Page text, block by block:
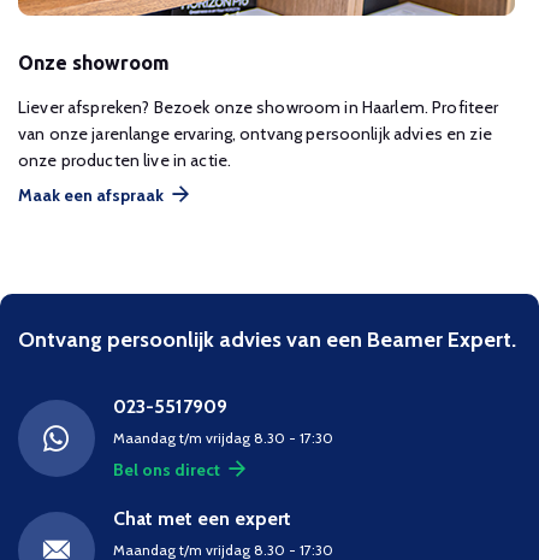
Onze showroom
Liever afspreken? Bezoek onze showroom in Haarlem. Profiteer
van onze jarenlange ervaring, ontvang persoonlijk advies en zie
onze producten live in actie.
Maak een afspraak
Ontvang persoonlijk advies van een Beamer Expert.
023-5517909
Maandag t/m vrijdag 8.30 - 17:30
Bel ons direct
Chat met een expert
Maandag t/m vrijdag 8.30 - 17:30